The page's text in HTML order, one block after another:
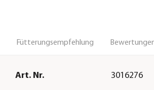
Fütterungsempfehlung
Art. Nr. 3016276